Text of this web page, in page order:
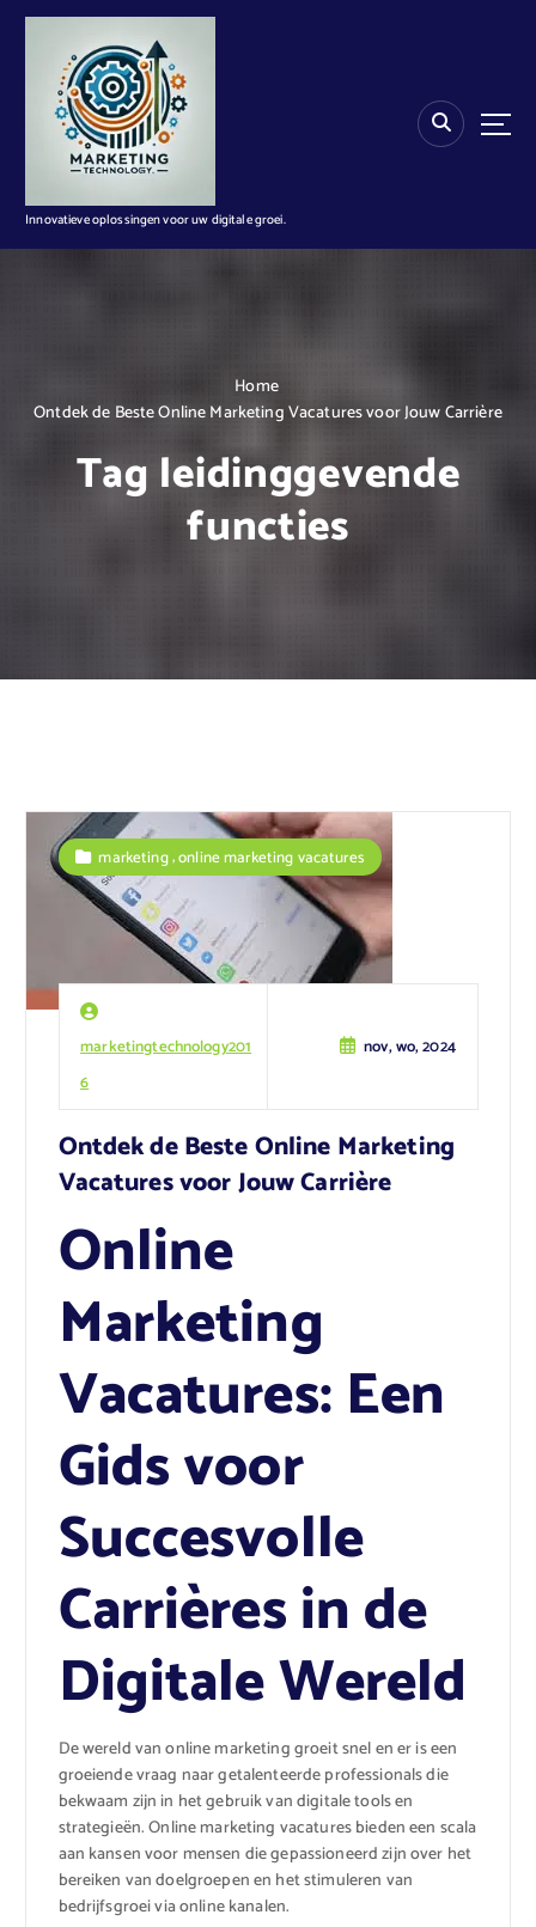
n
Innovatieve oplossingen voor uw digitale groei.
Home
Ontdek de Beste Online Marketing Vacatures voor Jouw Carrière
Tag leidinggevende
functies
marketingtechnology201
6
nov, wo, 2024
marketing,online marketing vacatures
Ontdek de Beste Online Marketing
Vacatures voor Jouw Carrière
Online
Marketing
Vacatures: Een
Gids voor
Succesvolle
Carrières in de
Digitale Wereld
De wereld van online marketing groeit snel en er is een
groeiende vraag naar getalenteerde professionals die
bekwaam zijn in het gebruik van digitale tools en
strategieën. Online marketing vacatures bieden een scala
aan kansen voor mensen die gepassioneerd zijn over het
bereiken van doelgroepen en het stimuleren van
bedrijfsgroei via online kanalen.